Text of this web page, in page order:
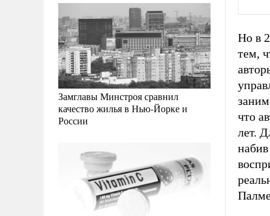
Замглавы Минстроя сравнил
качество жилья в Нью-Йорке и
России
Но в
тем,
что
лет.